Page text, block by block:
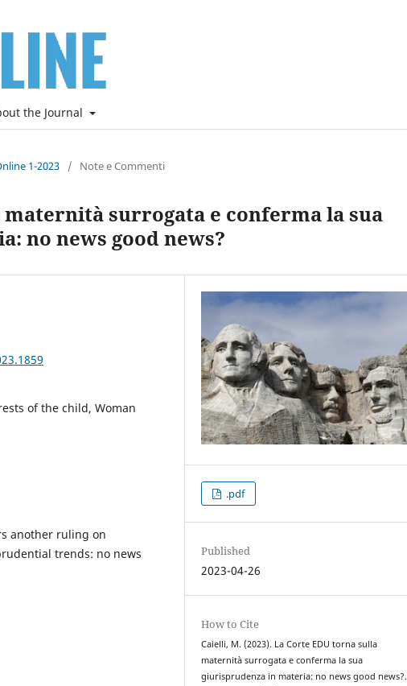
the Journal
1-2023 / Note e Commenti
surrogata e conferma la sua
no news good news?
of the child, Woman
another ruling on
trends: no news
.pdf
Published
2023-04-26
How to Cite
Caielli, M. (2023). La Corte EDU torna sulla
maternità surrogata e conferma la sua
giurisprudenza in materia: no news good news?.